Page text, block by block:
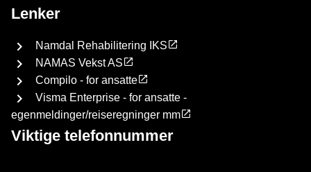
Lenker
Namdal Rehabilitering IKS
NAMAS Vekst AS
Compilo - for ansatte
Visma Enterprise - for ansatte -
egenmeldinger/reiseregninger mm
Viktige telefonnummer